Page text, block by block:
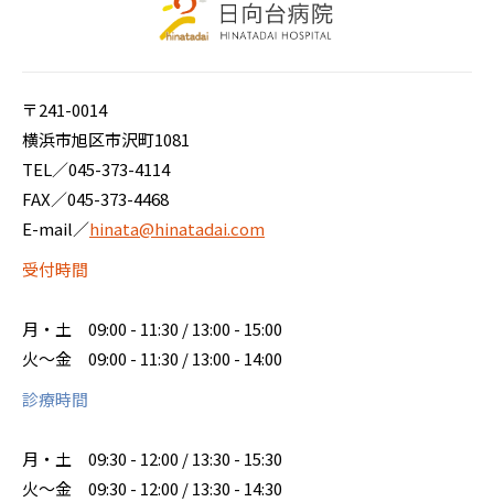
〒241-0014
横浜市旭区市沢町1081
TEL／045-373-4114
FAX／045-373-4468
E-mail／hinata@hinatadai.com
受付時間
月・土
09:00 - 11:30 / 13:00 - 15:00
火～金
09:00 - 11:30 / 13:00 - 14:00
診療時間
月・土
09:30 - 12:00 / 13:30 - 15:30
火～金
09:30 - 12:00 / 13:30 - 14:30